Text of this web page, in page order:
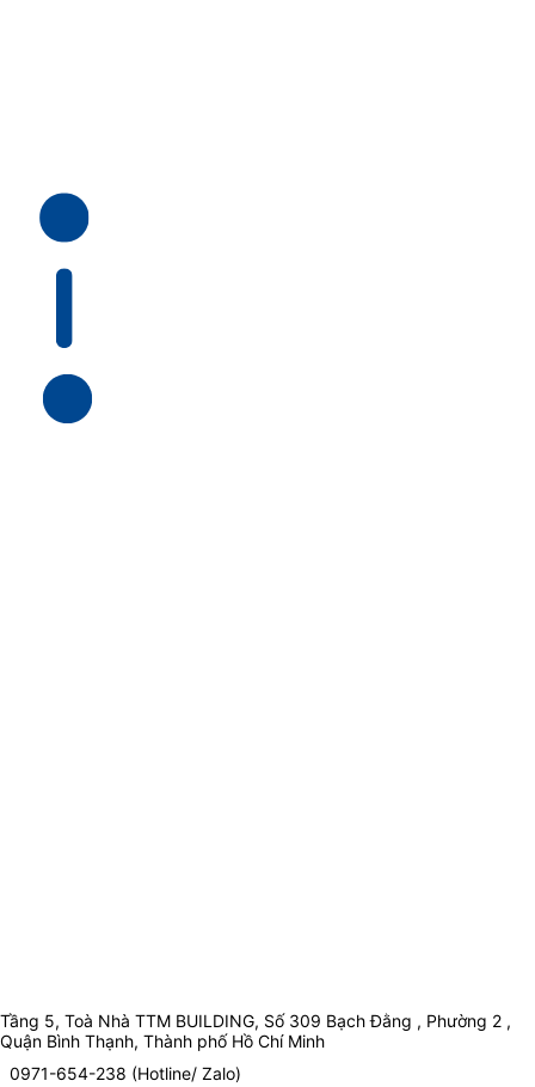
Tầng 5, Toà Nhà TTM BUILDING, Số 309 Bạch Đằng , Phường 2 ,
Quận Bình Thạnh, Thành phố Hồ Chí Minh
0971-654-238 (Hotline/ Zalo)